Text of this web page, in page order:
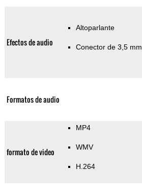
Efectos de audio
Altoparlante
Conector de 3,5 mm
Formatos de audio
formato de video
MP4
WMV
H.264